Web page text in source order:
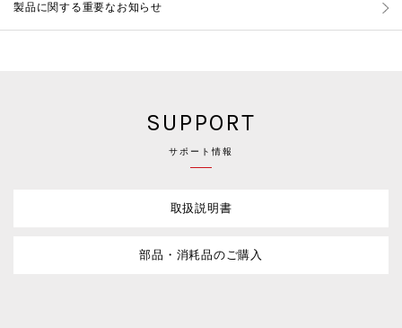
製品に関する重要なお知らせ
SUPPORT
サポート情報
取扱説明書
部品・消耗品のご購入